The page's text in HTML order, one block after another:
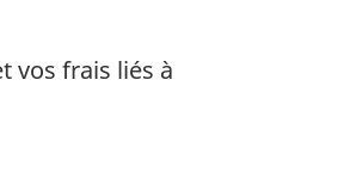
vos frais liés à